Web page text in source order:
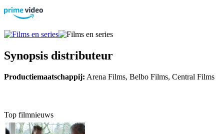
Synopsis distributeur
Productiemaatschappij: Arena Films, Belbo Films, Central Films
Top filmnieuws